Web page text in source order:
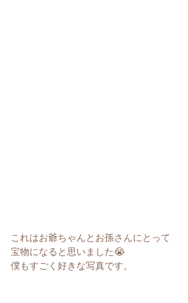
これはお爺ちゃんとお孫さんにとって
宝物になると思いました😭
僕もすごく好きな写真です。